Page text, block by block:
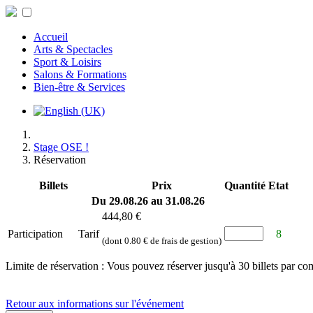
Accueil
Arts & Spectacles
Sport & Loisirs
Salons & Formations
Bien-être & Services
Stage OSE !
Réservation
Billets Prix Quantité Etat
Du 29.08.26 au 31.08.26
Participation Tarif
444,80 €
(dont 0.80 € de frais de gestion)
8
Limite de réservation : Vous pouvez réserver jusqu'à 30 billets par
Retour aux informations sur l'événement